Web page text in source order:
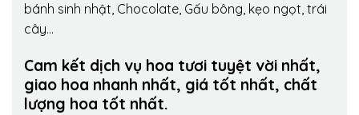
bánh sinh nhật, Chocolate, Gấu bông, kẹo ngọt, trái
cây…
Cam kết dịch vụ hoa tươi tuyệt vời nhất,
giao hoa nhanh nhất, giá tốt nhất, chất
lượng hoa tốt nhất.